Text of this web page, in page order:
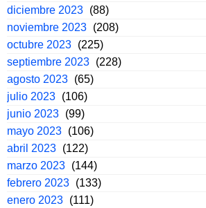
diciembre 2023 (88)
noviembre 2023 (208)
octubre 2023 (225)
septiembre 2023 (228)
agosto 2023 (65)
julio 2023 (106)
junio 2023 (99)
mayo 2023 (106)
abril 2023 (122)
marzo 2023 (144)
febrero 2023 (133)
enero 2023 (111)